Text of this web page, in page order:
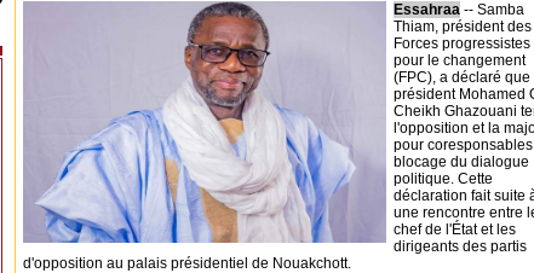
Essahraa -- Samba
Thiam, président des
Forces progressistes
pour le changement
(FPC), a déclaré que
président Mohamed
Cheikh Ghazouani
l'opposition et la
pour
blocage du dialogue
politique. Cette
déclaration fait suite
une rencontre entre
chef de l'État et les
dirigeants des partis
d'opposition au palais présidentiel de Nouakchott.